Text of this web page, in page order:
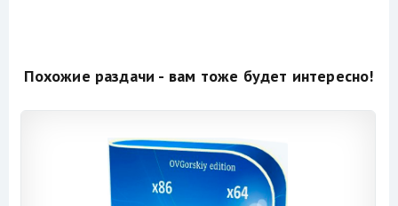
Похожие раздачи - вам тоже будет интересно!